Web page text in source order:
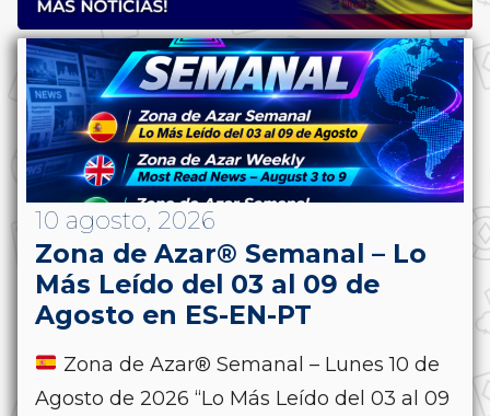
10 agosto, 2026
Zona de Azar® Semanal – Lo
Más Leído del 03 al 09 de
Agosto en ES-EN-PT
Zona de Azar® Semanal – Lunes 10 de
Agosto de 2026 “Lo Más Leído del 03 al 09